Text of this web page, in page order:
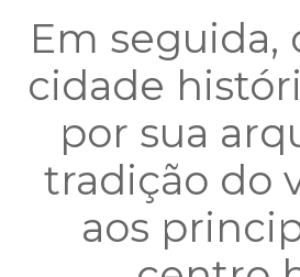
Em
cidade
por sua
tradição do
aos